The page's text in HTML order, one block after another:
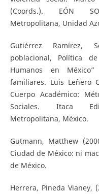
(Coords.). EÓN
Metropolitana, Unidad
Gutiérrez Ramírez,
poblacional, Política
Humanos en
familiares. Luis Leñero
Cuerpo Académico:
Sociales. Itaca
Metropolitana, México.
Gutmann, Matthew
Ciudad de México: ni
de México.
Herrera, Pineda Vianey,